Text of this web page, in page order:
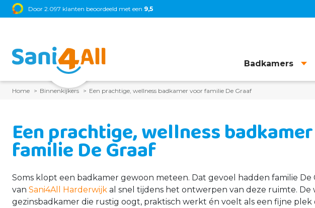
Door 2.097 klanten beoordeeld met een 9,5
Sunshower • Thebalux • Brauer • Primabad
Badkamers
Home Binnenkijkers Een prachtige, wellness badkamer voor familie De Graaf
Een prachtige, wellness
familie De Graaf
Soms klopt een badkamer gewoon meteen. Dat gevoel hadden familie De
van Sani4All Harderwijk al snel tijdens het ontwerpen van deze ruimte. De
gezinsbadkamer die rustig oogt, praktisch werkt én voelt als een fijne plek